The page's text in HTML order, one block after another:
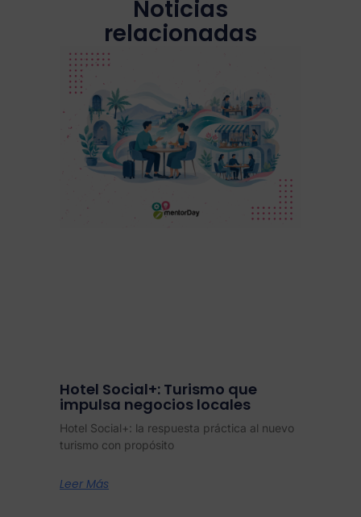
Noticias
relacionadas
Hotel Social+: Turismo que
impulsa negocios locales
Hotel Social+: la respuesta práctica al nuevo
turismo con propósito
Leer Más